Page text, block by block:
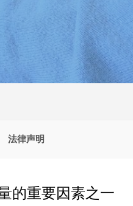
法律声明
的重要因素之一